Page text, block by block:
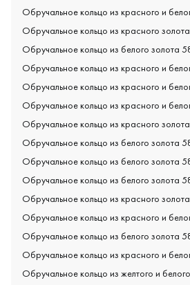
Обручальное кольцо из красного и
Обручальное кольцо из красного
Обручальное кольцо из белого золота
Обручальное кольцо из красного и
Обручальное кольцо из красного и
Обручальное кольцо из красного и
Обручальное кольцо из красного
Обручальное кольцо из белого золота
Обручальное кольцо из белого золота
Обручальное кольцо из белого золота
Обручальное кольцо из красного
Обручальное кольцо из красного и
Обручальное кольцо из белого золота
Обручальное кольцо из красного и
Обручальное кольцо из желтого и